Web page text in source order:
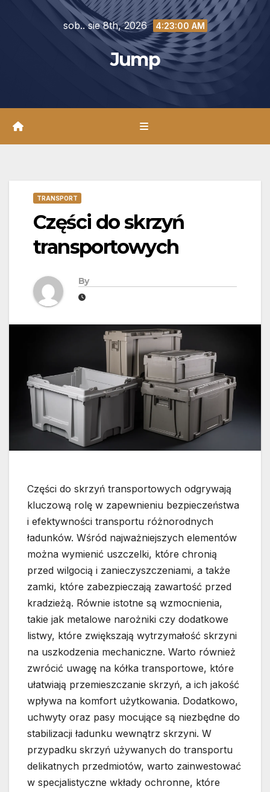
sob.. sie 8th, 2026 4:23:01 AM
Jump
TRANSPORT
Części do skrzyń
transportowych
By
Części do skrzyń transportowych odgrywają
kluczową rolę w zapewnieniu bezpieczeństwa
i efektywności transportu różnorodnych
ładunków. Wśród najważniejszych elementów
można wymienić uszczelki, które chronią
przed wilgocią i zanieczyszczeniami, a także
zamki, które zabezpieczają zawartość przed
kradzieżą. Równie istotne są wzmocnienia,
takie jak metalowe narożniki czy dodatkowe
listwy, które zwiększają wytrzymałość skrzyni
na uszkodzenia mechaniczne. Warto również
zwrócić uwagę na kółka transportowe, które
ułatwiają przemieszczanie skrzyń, a ich jakość
wpływa na komfort użytkowania. Dodatkowo,
uchwyty oraz pasy mocujące są niezbędne do
stabilizacji ładunku wewnątrz skrzyni. W
przypadku skrzyń używanych do transportu
delikatnych przedmiotów, warto zainwestować
w specjalistyczne wkłady ochronne, które